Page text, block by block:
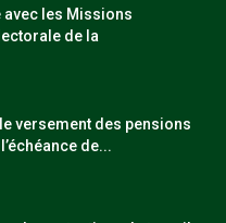
avec les Missions
de la
le versement des pensions
de...